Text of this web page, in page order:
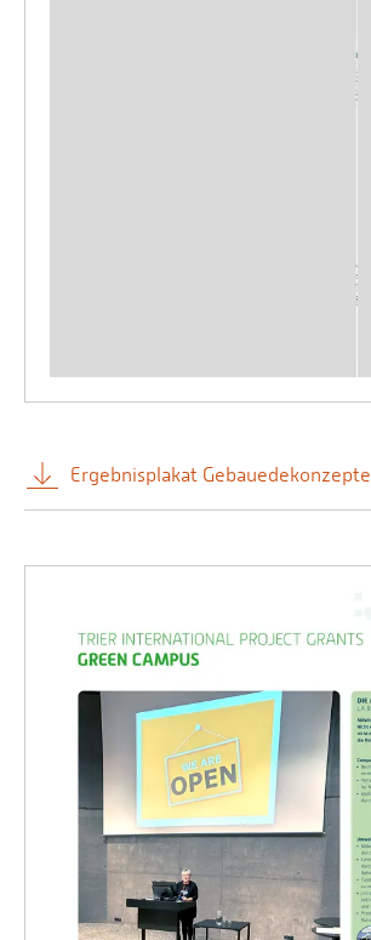
Ergebnisplakat Gebauedekonzepte